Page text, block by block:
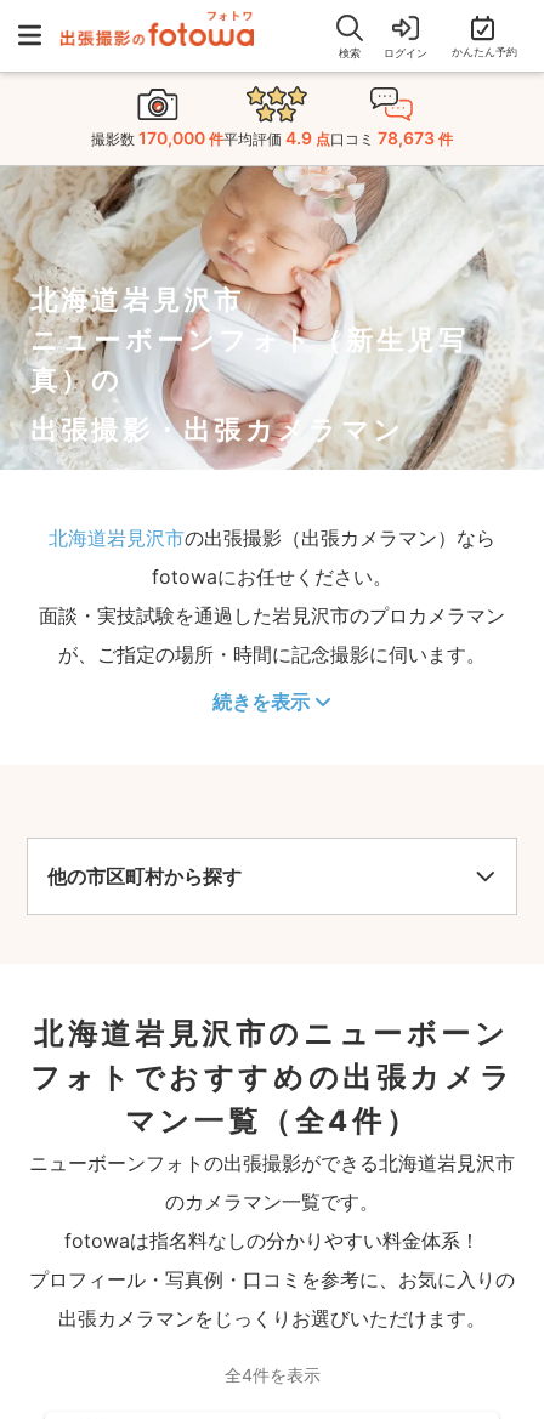
検索 ログイン かんたん予約
撮影数 170,000 件平均評価 4.9 点口コミ 78,673 件
北海道岩見沢市
ニューボーンフォト（新生児写
真）の
出張撮影・出張カメラマン
北海道岩見沢市の出張撮影（出張カメラマン）なら
fotowaにお任せください。
面談・実技試験を通過した岩見沢市のプロカメラマン
が、ご指定の場所・時間に記念撮影に伺います。
続きを表示
他の市区町村から探す
北海道岩見沢市のニューボーン
フォトでおすすめの出張カメラ
マン一覧
（全4件）
ニューボーンフォトの出張撮影ができる北海道岩見沢市
のカメラマン一覧です。
fotowaは指名料なしの分かりやすい料金体系！
プロフィール・写真例・口コミを参考に、お気に入りの
出張カメラマンをじっくりお選びいただけます。
全4件を表示